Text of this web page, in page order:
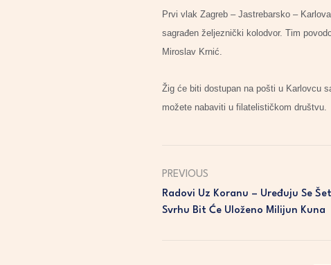
Prvi vlak Zagreb – Jastrebarsko –
sagrađen željeznički kolodvor. Tim
Miroslav Krnić.
Žig će biti dostupan na pošti u Karlovcu
možete nabaviti u filatelističkom društvu.
PREVIOUS
Radovi Uz Koranu – Uređuju Se
Svrhu Bit Će Uloženo Milijun Kuna